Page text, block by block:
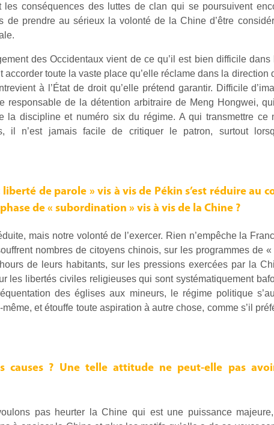
les conséquences des luttes de clan qui se poursuivent
de prendre au sérieux la volonté de la Chine d’être
des Occidentaux vient de ce qu’il est bien difficile
toute la vaste place qu’elle réclame dans la
à l’État de droit qu’elle prétend garantir. Difficile
responsable de la détention arbitraire de Meng Hongwei,
la discipline et numéro six du régime. A qui transmettre
il n’est jamais facile de critiquer le patron, surtout
de parole » vis à vis de Pékin s’est réduire au
de « subordination » vis à vis de la Chine ?
mais notre volonté de l’exercer. Rien n’empêche la
nombres de citoyens chinois, sur les programmes de
de leurs habitants, sur les pressions exercées par la
les libertés civiles religieuses qui sont systématiquement
des églises aux mineurs, le régime politique
et étouffe toute aspiration à autre chose, comme s’il
causes ? Une telle attitude ne peut-elle pas
pas heurter la Chine qui est une puissance